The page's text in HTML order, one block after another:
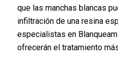
que las manchas blancas
infiltración de una resina
especialistas en
ofrecerán el tratamiento